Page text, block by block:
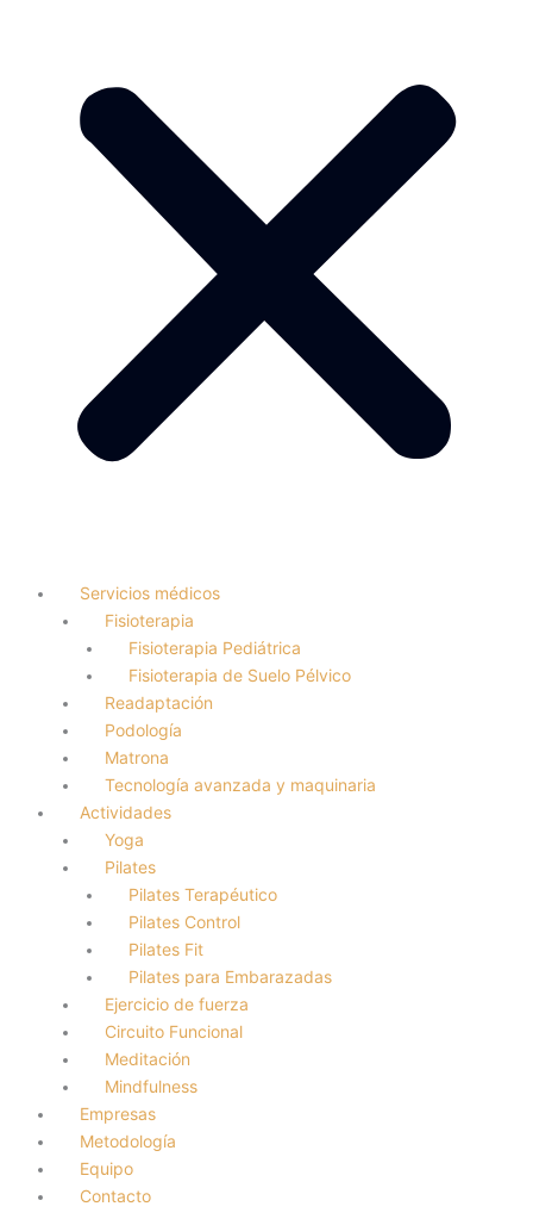
Servicios médicos
Fisioterapia
Fisioterapia Pediátrica
Fisioterapia de Suelo Pélvico
Readaptación
Podología
Matrona
Tecnología avanzada y maquinaria
Actividades
Yoga
Pilates
Pilates Terapéutico
Pilates Control
Pilates Fit
Pilates para Embarazadas
Ejercicio de fuerza
Circuito Funcional
Meditación
Mindfulness
Empresas
Metodología
Equipo
Contacto